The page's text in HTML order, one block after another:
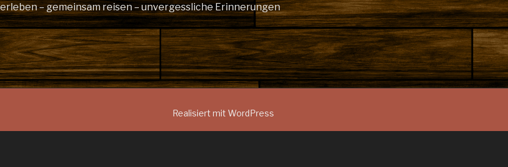
– gemeinsam reisen – unvergessliche Erinnerungen
Realisiert mit WordPress